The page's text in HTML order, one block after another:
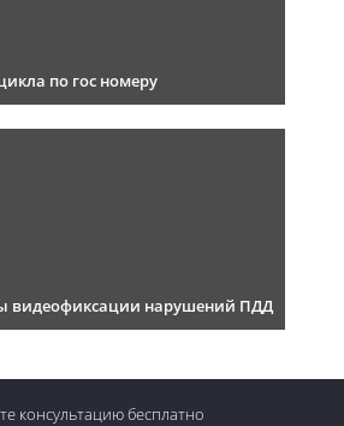
по гос номеру
видеофиксации нарушений ПДД
консультациюбесплатно